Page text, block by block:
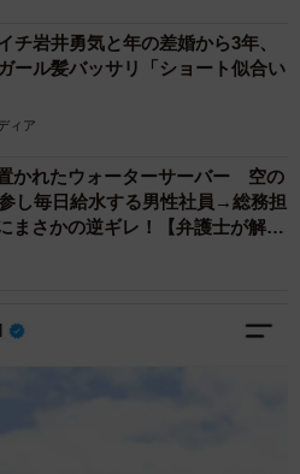
チ岩井勇気と年の差婚から3年、
ール髪バッサリ「ショート似合い
ィア
かれたウォーターサーバー 空の
し毎日給水する男性社員→総務担
まさかの逆ギレ！【弁護士が解